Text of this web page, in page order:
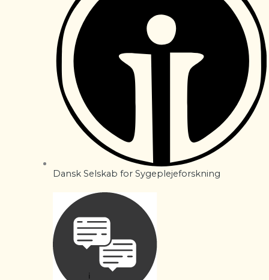
Dansk Selskab for Sygeplejeforskning